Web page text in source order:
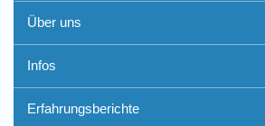
Freiwilligenarbeit
-
Über uns
Infos
Erfahrungsberichte